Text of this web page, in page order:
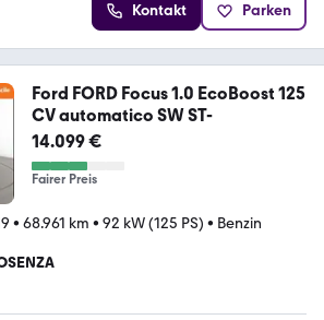
Kontakt Parken
Ford FORD Focus 1.0 EcoBoost 125
CV automatico SW ST-
14.099 €
Fairer Preis
• 68.961 km • 92 kW (125 PS) • Benzin